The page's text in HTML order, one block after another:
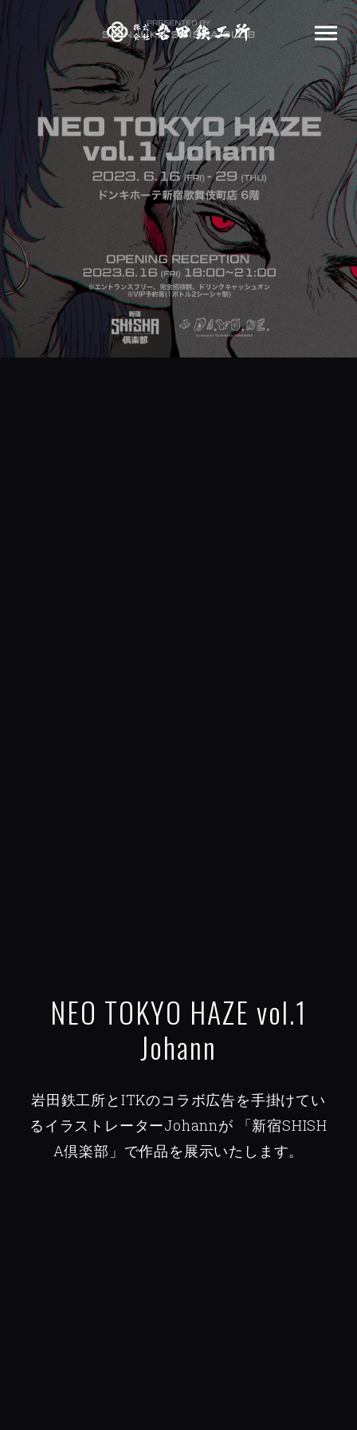
NEO TOKYO HAZE vol.1
Johann
岩田鉄工所とITKのコラボ広告を手掛けてい
るイラストレーターJohannが 「新宿SHISH
A倶楽部」で作品を展示いたします。